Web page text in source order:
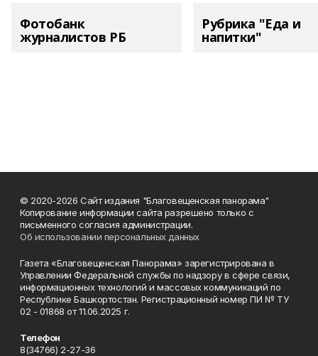
Фотобанк
журналистов РБ
Рубрика "Еда и
напитки"
© 2020-2026 Сайт издания "Благовещенская панорама"
Копирование информации сайта разрешено только с
письменного согласия администрации.
Об использовании персональных данных
Газета «Благовещенская Панорама» зарегистрирована в
Управлении Федеральной службы по надзору в сфере связи,
информационных технологий и массовых коммуникаций по
Республике Башкортостан. Регистрационный номер ПИ № ТУ
02 - 01868 от 11.06.2025 г.
Телефон
8(34766) 2-27-36